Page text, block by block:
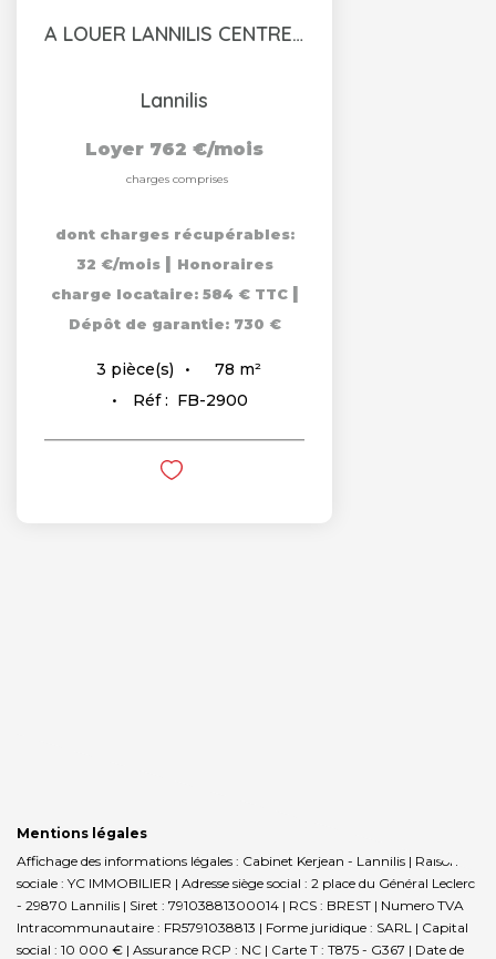
A LOUER LANNILIS CENTRE VILLE T3 AVEC GARAGE
Lannilis
Loyer 762 €/mois
charges comprises
dont charges récupérables:
32 €/mois | Honoraires
charge locataire: 584 € TTC |
Dépôt de garantie: 730 €
3 pièce(s) 78 m²
Réf : FB-2900
Mentions légales
Affichage des informations légales : Cabinet Kerjean - Lannilis | Raison
sociale : YC IMMOBILIER | Adresse siège social : 2 place du Général Leclerc
- 29870 Lannilis | Siret : 79103881300014 | RCS : BREST | Numero TVA
Intracommunautaire : FR5791038813 | Forme juridique : SARL | Capital
social : 10 000 € | Assurance RCP : NC | Carte T : T875 - G367 | Date de